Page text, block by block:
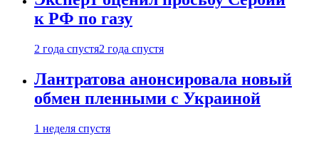
к РФ по газу
2 года спустя2 года спустя
Лантратова анонсировала новый
обмен пленными с Украиной
1 неделя спустя